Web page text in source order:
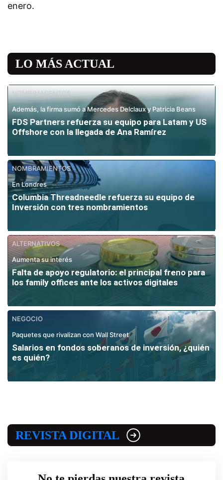
enero.
LO MÁS ACTUAL
NOMBRAMIENTOS
Además, la firma sumó a Mercedes Delclaux y Patricia Beans
FDS Partners refuerza su equipo para Latam y US
Offshore con la llegada de Ana Ramírez
NOMBRAMIENTOS
En Londres
Columbia Threadneedle refuerza su equipo de
Inversión con tres nombramientos
ALTERNATIVOS
Aumenta su interés
Falta de apoyo regulatorio: el principal freno para
los family offices ante los activos digitales
NEGOCIO
Paquetes que rivalizan con Wall Street
Salarios en fondos soberanos de inversión, ¿quién
es quién?
REVISTA DIGITAL